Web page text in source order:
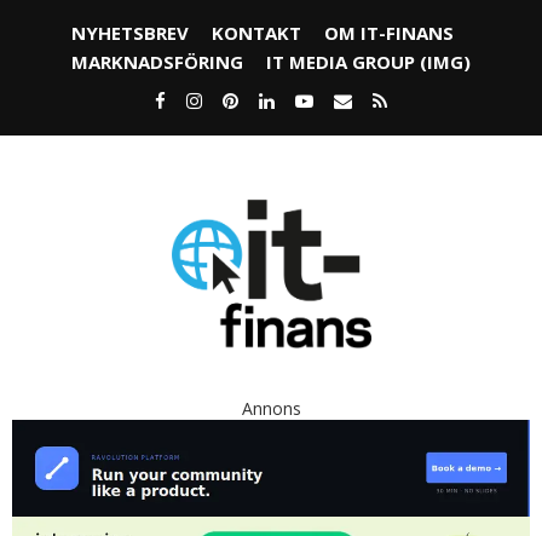
NYHETSBREV KONTAKT
OM IT-FINANS
MARKNADSFÖRING
IT MEDIA GROUP (IMG)
Annons